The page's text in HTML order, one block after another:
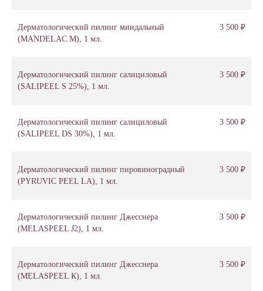
Дерматологический пилинг миндальный
(MANDELAC M), 1 мл.
3 500 ₽
Дерматологический пилинг салициловый
(SALIPEEL S 25%), 1 мл.
3 500 ₽
Дерматологический пилинг салициловый
(SALIPEEL DS 30%), 1 мл.
3 500 ₽
Дерматологический пилинг пировиноградный
(PYRUVIC PEEL LA), 1 мл.
3 500 ₽
Дерматологический пилинг Джесснера
(MELASPEEL J2), 1 мл.
3 500 ₽
Дерматологический пилинг Джесснера
(MELASPEEL К), 1 мл.
3 500 ₽